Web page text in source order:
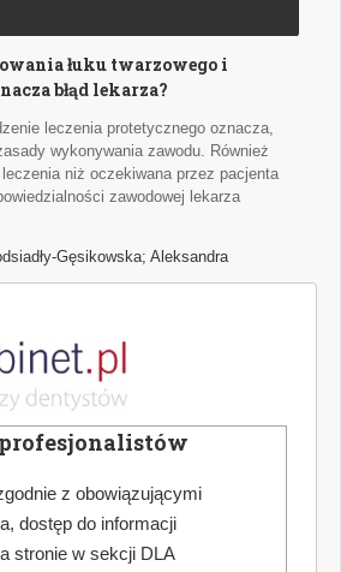
łuku twarzowego i
błąd lekarza?
leczenia protetycznego oznacza,
wykonywania zawodu. Również
niż oczekiwana przez pacjenta
zawodowej lekarza
Gęsikowska; Aleksandra
stomatologicznych
naukowych publikacji
stomatologii.
wyboru urządzenia
z obowiązującymi
dostęp do informacji
stronie w sekcji DLA